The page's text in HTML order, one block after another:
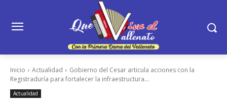
Inicio Actualidad
Gobierno del Cesar articula acciones con la
Registraduría para fortalecer la infraestructura...
Actualidad